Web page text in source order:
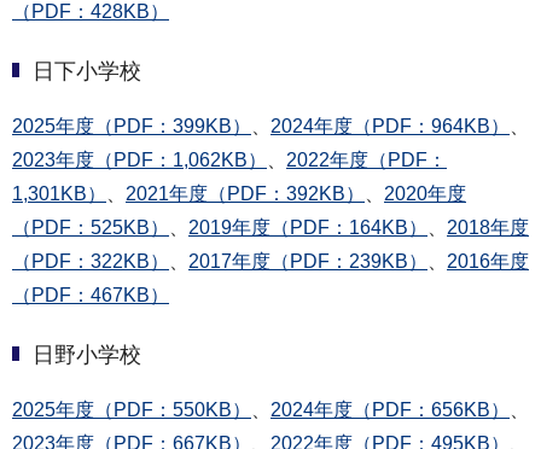
（PDF：428KB）
日下小学校
2025年度（PDF：399KB） 2024年度（PDF：964KB）
2023年度（PDF：1,062KB）
2022年度（PDF：
1,301KB）
2021年度（PDF：392KB）
2020年度
（PDF：525KB）
2019年度（PDF：164KB）
2018年度
（PDF：322KB）
2017年度（PDF：239KB）
2016年度
（PDF：467KB）
日野小学校
2025年度（PDF：550KB） 2024年度（PDF：656KB）
2023年度（PDF：667KB）
2022年度（PDF：495KB）